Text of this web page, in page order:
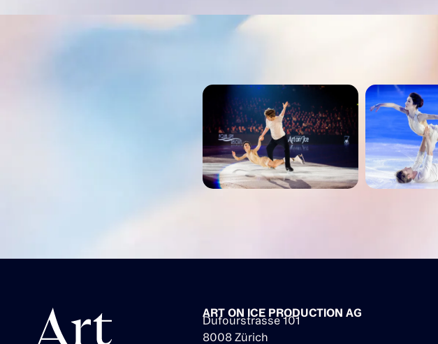
ART ON ICE PRODUCTION AG
Dufourstrasse 101
8008 Zürich